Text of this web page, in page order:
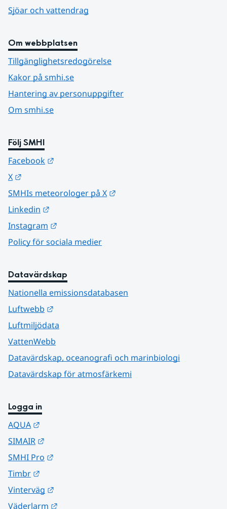
Sjöar och vattendrag
Om webbplatsen
Tillgänglighetsredogörelse
Kakor på smhi.se
Hantering av personuppgifter
Om smhi.se
Följ SMHI
Facebook
X
SMHIs meteorologer på X
Linkedin
Instagram
Policy för sociala medier
Datavärdskap
Nationella emissionsdatabasen
Luftwebb
Luftmiljödata
VattenWebb
Datavärdskap, oceanografi och marinbiologi
Datavärdskap för atmosfärkemi
Logga in
AQUA
SIMAIR
SMHI Pro
Timbr
Vinterväg
Väderlarm